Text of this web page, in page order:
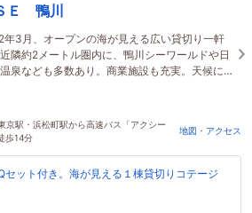
Ｅ 鴨川
年3月、オープンの海が見える広い貸切り一軒
隣約2メートル圏内に、鴨川シーワールドや日
泉なども多数あり。商業施設も充実。天候に
れず、年齢問わずお楽しみ頂ける立地です。
京駅・浜松町駅から高速バス「アクシー
歩14分
地図・アクセス
セット付き。海が見える１棟貸切りコテージ